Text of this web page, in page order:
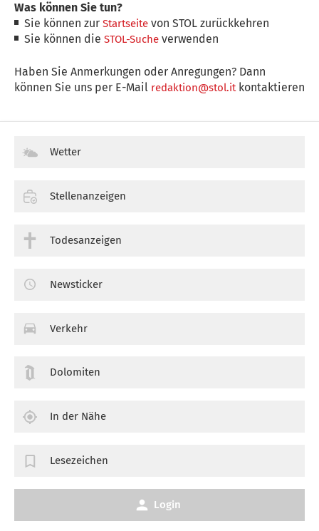
Was können Sie tun?
Sie können zurStartseite von STOL zurückkehren
Sie können dieSTOL-Suche verwenden
Haben Sie Anmerkungen oder Anregungen? Dann
können Sie uns per E-Mail redaktion@stol.itkontaktieren
Wetter
Stellenanzeigen
Todesanzeigen
Newsticker
Verkehr
Dolomiten
In der Nähe
Lesezeichen
Login